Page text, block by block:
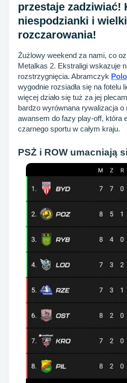
przestaje zadziwiać!
niespodzianki i
rozczarowania!
Żużlowy weekend za nami, co
Metalkas 2. Ekstraligi wskazuje
rozstrzygnięcia. Abramczyk
wygodnie rozsiadła się na fotelu
więcej działo się tuż za jej
bardzo wyrównana rywalizacja
awansem do fazy play-off, która
czarnego sportu w całym kraju.
PSŻ i ROW umacniają